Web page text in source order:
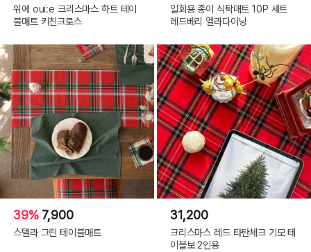
위에 oui:e 크리스마스 하트 테이
블매트 키친크로스
일회용 종이 식탁매트 10P 세트
레드베리 엘라다이닝
39% 7,900
스텔라 그린 테이블매트
31,200
크리스마스 레드 타탄체크 기모 테
이블보 2인용